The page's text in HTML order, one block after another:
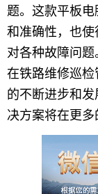
题。这款平板
和准确性，也
对各种故障问
在铁路维修巡
的不断进步和
决方案将在更多